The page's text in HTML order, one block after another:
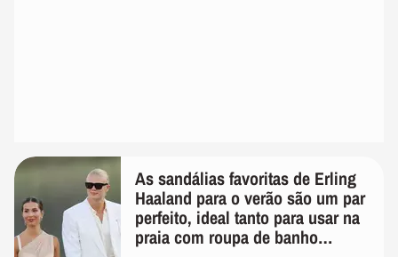
As sandálias favoritas de Erling
Haaland para o verão são um par
perfeito, ideal tanto para usar na
praia com roupa de banho